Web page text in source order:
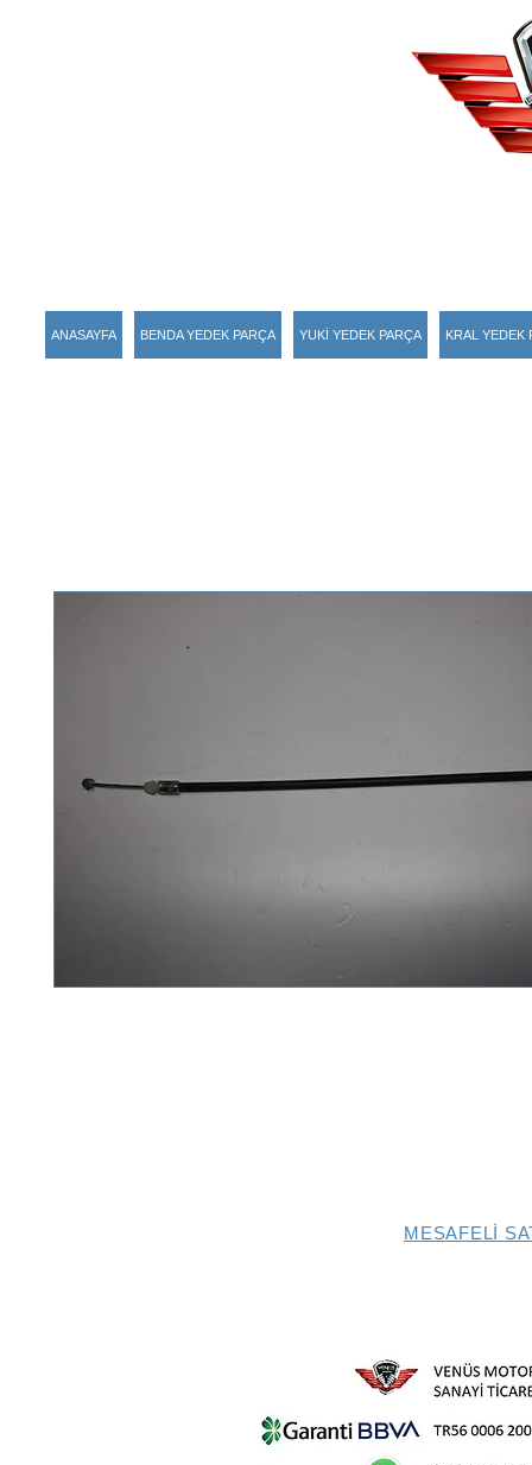
ANASAYFA BENDA YEDEK PARÇA YUKİ YEDEK PARÇA KRAL YEDEK
MESAFELİ